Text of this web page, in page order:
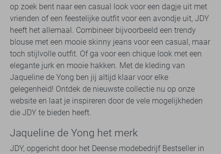
op zoek bent naar een casual look voor een dagje uit met
vrienden of een feestelijke outfit voor een avondje uit, JDY
heeft het allemaal. Combineer bijvoorbeeld een trendy
blouse met een mooie skinny jeans voor een casual, maar
toch stijlvolle outfit. Of ga voor een chique look met een
elegante jurk en mooie hakken. Met de kleding van
Jaqueline de Yong ben jij altijd klaar voor elke
gelegenheid! Ontdek de nieuwste collectie nu op onze
website en laat je inspireren door de vele mogelijkheden
die JDY te bieden heeft.
Jaqueline de Yong het merk
JDY, opgericht door het Deense modebedrijf Bestseller in